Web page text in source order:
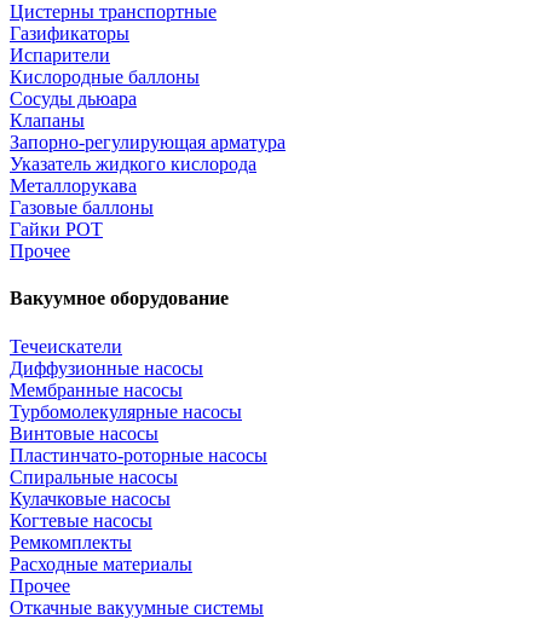
Цистерны транспортные
Газификаторы
Испарители
Кислородные баллоны
Сосуды дьюара
Клапаны
Запорно-регулирующая арматура
Указатель жидкого кислорода
Металлорукава
Газовые баллоны
Гайки РОТ
Прочее
Вакуумное оборудование
Течеискатели
Диффузионные насосы
Мембранные насосы
Турбомолекулярные насосы
Винтовые насосы
Пластинчато-роторные насосы
Спиральные насосы
Кулачковые насосы
Когтевые насосы
Ремкомплекты
Расходные материалы
Прочее
Откачные вакуумные системы